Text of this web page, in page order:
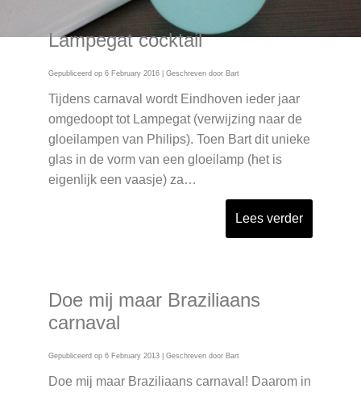
Lampegat cocktail
Gepubliceerd op 6 February 2016 | Geschreven door Bart
Tijdens carnaval wordt Eindhoven ieder jaar
omgedoopt tot Lampegat (verwijzing naar de
gloeilampen van Philips). Toen Bart dit unieke
glas in de vorm van een gloeilamp (het is
eigenlijk een vaasje) za…
Lees verder
Doe mij maar Braziliaans
carnaval
Gepubliceerd op 6 February 2013 | Geschreven door Bart
Doe mij maar Braziliaans carnaval! Daarom in